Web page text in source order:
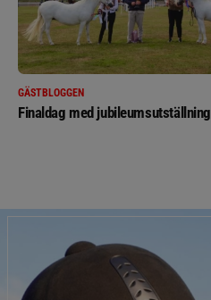
GÄSTBLOGGEN
Finaldag med jubileumsutställning